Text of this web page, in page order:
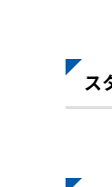
ス